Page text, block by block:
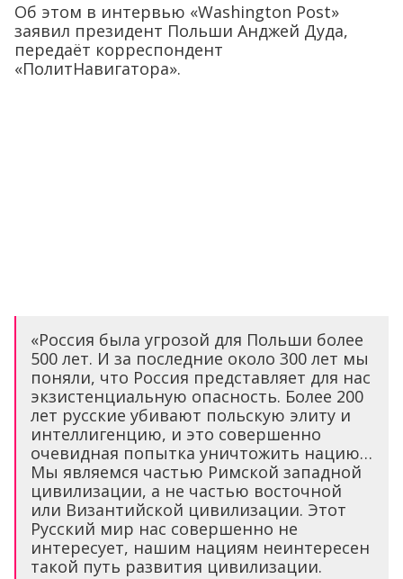
Об этом в интервью «Washington Post»
заявил президент Польши Анджей Дуда,
передаёт корреспондент
«ПолитНавигатора».
«Россия была угрозой для Польши более
500 лет. И за последние около 300 лет мы
поняли, что Россия представляет для нас
экзистенциальную опасность. Более 200
лет русские убивают польскую элиту и
интеллигенцию, и это совершенно
очевидная попытка уничтожить нацию…
Мы являемся частью Римской западной
цивилизации, а не частью восточной
или Византийской цивилизации. Этот
Русский мир нас совершенно не
интересует, нашим нациям неинтересен
такой путь развития цивилизации.